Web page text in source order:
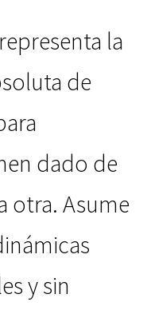
la
de
dado de
otra. Asume
y sin